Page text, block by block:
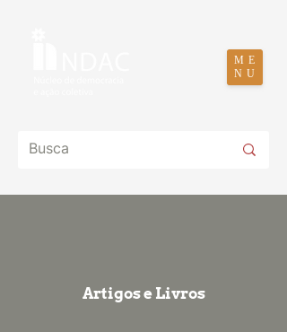
ME
NU
Artigos e Livros